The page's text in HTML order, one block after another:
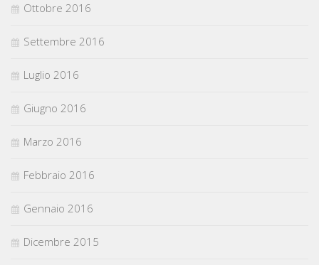
Ottobre 2016
Settembre 2016
Luglio 2016
Giugno 2016
Marzo 2016
Febbraio 2016
Gennaio 2016
Dicembre 2015